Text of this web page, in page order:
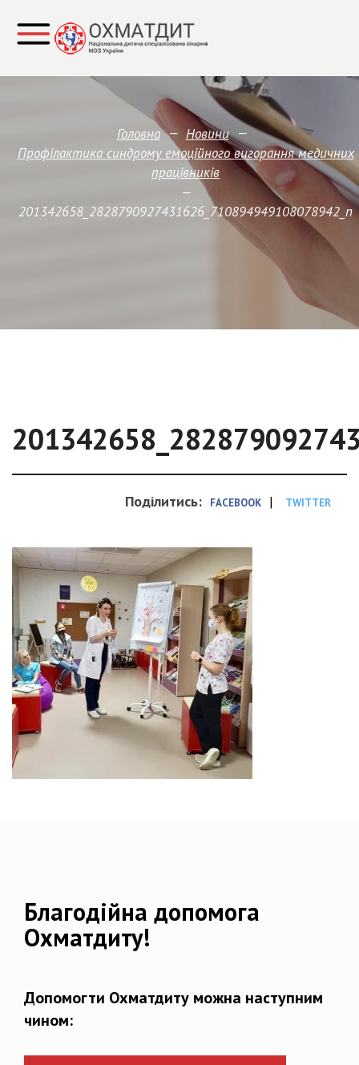
Головна — Новини —
Профілактика синдрому емоційного вигорання медичних
працівників
—
201342658_2828790927431626_710894949108078942_n
Поділитись: FACEBOOK | TWITTER
Благодійна допомога
Охматдиту!
Допомогти Охматдиту можна наступним
чином: